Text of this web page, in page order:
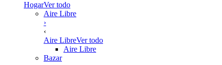
HogarVer todo
Aire Libre
›
‹
Aire LibreVer todo
Aire Libre
Bazar